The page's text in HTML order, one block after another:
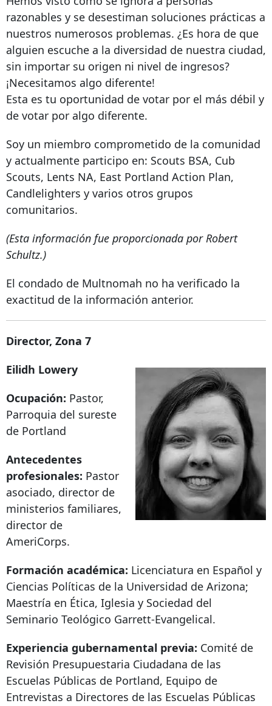
razonables y se desestiman soluciones prácticas a
nuestros numerosos problemas. ¿Es hora de que
alguien escuche a la diversidad de nuestra ciudad,
sin importar su origen ni nivel de ingresos?
¡Necesitamos algo diferente!
Esta es tu oportunidad de votar por el más débil y
de votar por algo diferente.
Soy un miembro comprometido de la comunidad
y actualmente participo en: Scouts BSA, Cub
Scouts, Lents NA, East Portland Action Plan,
Candlelighters y varios otros grupos
comunitarios.
(Esta información fue proporcionada por Robert
Schultz.)
El condado de Multnomah no ha verificado la
exactitud de la información anterior.
Director, Zona 7
Eilidh Lowery
Ocupación: Pastor,
Parroquia del sureste
de Portland
Antecedentes
profesionales: Pastor
asociado, director de
ministerios familiares,
director de
AmeriCorps.
Formación académica: Licenciatura en Español y
Ciencias Políticas de la Universidad de Arizona;
Maestría en Ética, Iglesia y Sociedad del
Seminario Teológico Garrett-Evangelical.
Experiencia gubernamental previa: Comité de
Revisión Presupuestaria Ciudadana de las
Escuelas Públicas de Portland, Equipo de
Entrevistas a Directores de las Escuelas Públicas